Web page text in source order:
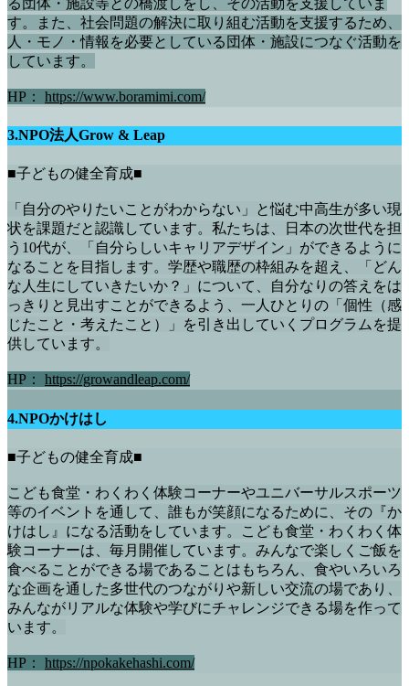
す。また、社会問題の解決に取り組む活動を支援するため、
人・モノ・情報を必要としている団体・施設につなぐ活動を
しています。
HP： https://www.boramimi.com/
3.NPO法人Grow & Leap
■子どもの健全育成■
「自分のやりたいことがわからない」と悩む中高生が多い現
状を課題だと認識しています。私たちは、日本の次世代を担
う10代が、「自分らしいキャリアデザイン」ができるように
なることを目指します。学歴や職歴の枠組みを超え、「どん
な人生にしていきたいか？」について、自分なりの答えをは
っきりと見出すことができるよう、一人ひとりの「個性（感
じたこと・考えたこと）」を引き出していくプログラムを提
供しています。
HP： https://growandleap.com/
4.NPOかけはし
■子どもの健全育成■
こども食堂・わくわく体験コーナーやユニバーサルスポーツ
等のイベントを通して、誰もが笑顔になるために、その『か
けはし』になる活動をしています。こども食堂・わくわく体
験コーナーは、毎月開催しています。みんなで楽しくご飯を
食べることができる場であることはもちろん、食やいろいろ
な企画を通した多世代のつながりや新しい交流の場であり、
みんながリアルな体験や学びにチャレンジできる場を作って
います。
HP： https://npokakehashi.com/